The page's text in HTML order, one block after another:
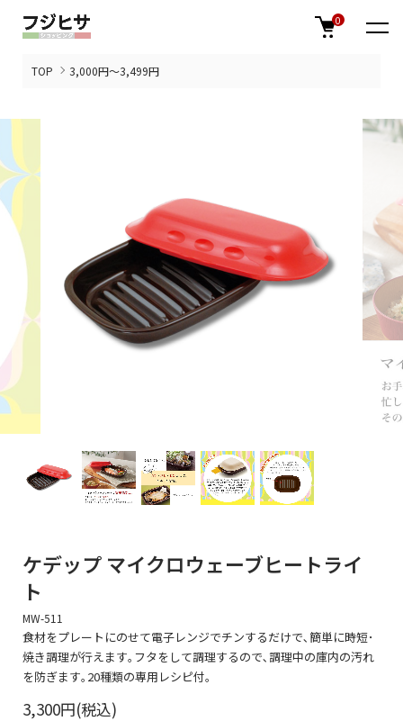
0
TOP 3,000円～3,499円
ケデップ マイクロウェーブヒートライ
ト
MW-511
食材をプレートにのせて電子レンジでチンするだけで､簡単に時短･
焼き調理が行えます｡フタをして調理するので､調理中の庫内の汚れ
を防ぎます｡20種類の専用レシピ付｡
3,300円(税込)